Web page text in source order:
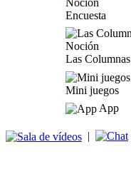
Encuesta
Las Columnas
Mini juegos
App
|